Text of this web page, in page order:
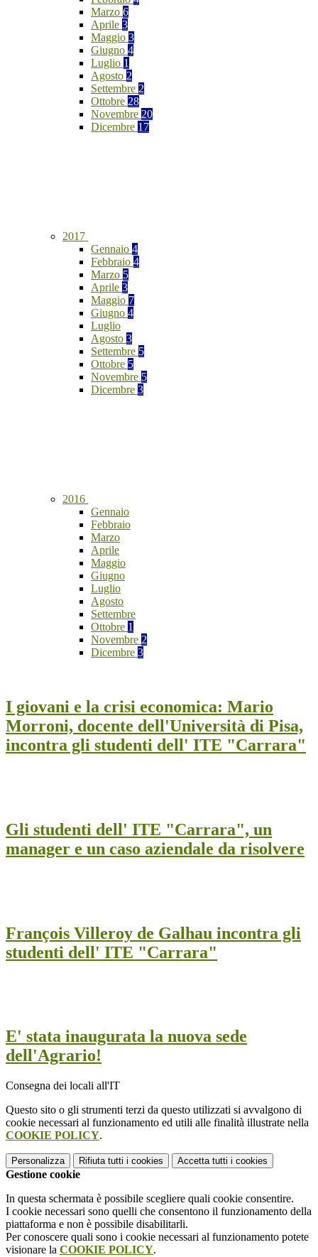
Marzo 6
Aprile 3
Maggio 3
Giugno 4
Luglio 1
Agosto 2
Settembre 2
Ottobre 28
Novembre 20
Dicembre 17
2017
Gennaio 4
Febbraio 4
Marzo 5
Aprile 3
Maggio 7
Giugno 4
Luglio
Agosto 3
Settembre 5
Ottobre 5
Novembre 5
Dicembre 3
2016
Gennaio
Febbraio
Marzo
Aprile
Maggio
Giugno
Luglio
Agosto
Settembre
Ottobre 1
Novembre 2
Dicembre 3
I giovani e la crisi economica: Mario
Morroni, docente dell'Università di Pisa,
incontra gli studenti dell' ITE "Carrara"
Gli studenti dell' ITE "Carrara", un
manager e un caso aziendale da risolvere
François Villeroy de Galhau incontra gli
studenti dell' ITE "Carrara"
E' stata inaugurata la nuova sede
dell'Agrario!
Consegna dei locali all'IT
Questo sito o gli strumenti terzi da questo utilizzati si avvalgono di
cookie necessari al funzionamento ed utili alle finalità illustrate nella
COOKIE POLICY.
Personalizza Rifiuta tutti i cookies Accetta tutti i cookies
Gestione cookie
In questa schermata è possibile scegliere quali cookie consentire.
I cookie necessari sono quelli che consentono il funzionamento della
piattaforma e non è possibile disabilitarli.
Per conoscere quali sono i cookie necessari al funzionamento potete
visionare la COOKIE POLICY.